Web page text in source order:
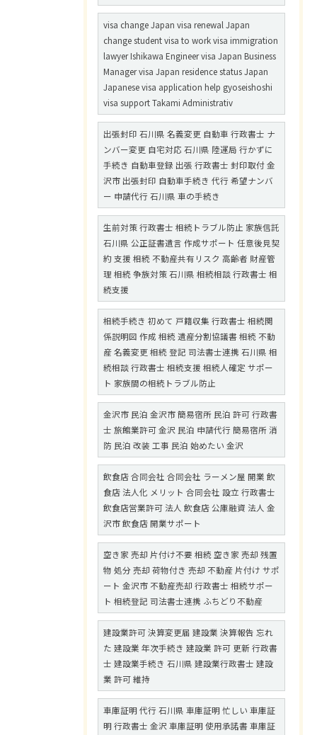
visa change Japan visa renewal Japan
change student visa to work visa immigration
lawyer Ishikawa Engineer visa Japan Business
Manager visa Japan residence status Japan
Japanese visa application help gyoseishoshi
visa support Takami Administrativ
出張封印 石川県 名義変更 自動車 行政書士 ナ
ンバー変更 自宅対応 石川県 陸運局 行かずに
手続き 自動車登録 出張 行政書士 封印取付 金
沢市 出張封印 自動車手続き 代行 希望ナンバ
ー 申請代行 石川県 車の手続き
生前対策 行政書士 相続トラブル防止 家族信託
石川県 公正証書遺言 作成サポート 任意後見契
約 支援 相続 不動産共有リスク 高齢者 財産管
理 相続 争族対策 石川県 相続相談 行政書士 相
続支援
相続手続き 初めて 戸籍収集 行政書士 相続関
係説明図 作成 相続 遺産分割協議書 相続 不動
産 名義変更 相続 登記 司法書士連携 石川県 相
続相談 行政書士 相続支援 相続人確定 サポー
ト 家族間の相続トラブル防止
金沢市 民泊 金沢市 簡易宿所 民泊 許可 行政書
士 旅館業許可 金沢 民泊 申請代行 簡易宿所 消
防 民泊 改装 工事 民泊 始めたい 金沢
飲食店 合同会社 合同会社 ラーメン屋 開業 飲
食店 法人化 メリット 合同会社 設立 行政書士
飲食店営業許可 法人 飲食店 公庫融資 法人 金
沢市 飲食店 開業サポート
空き家 売却 片付け不要 相続 空き家 売却 残置
物 処分 売却 荷物付き 売却 不動産 片付け サポ
ート 金沢市 不動産売却 行政書士 相続サポー
ト 相続登記 司法書士連携 ふちどり不動産
建設業許可 決算変更届 建設業 決算報告 忘れ
た 建設業 年次手続き 建設業 許可 更新 行政書
士 建設業手続き 石川県 建設業行政書士 建設
業 許可 維持
車庫証明 代行 石川県 車庫証明 忙しい 車庫証
明 行政書士 金沢 車庫証明 使用承諾書 車庫証